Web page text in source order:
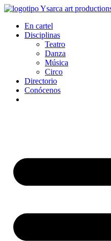
Ir
contenidoEn cartel
Disciplinas
Teatro
Danza
Música
Circo
Directorio
Conócenos